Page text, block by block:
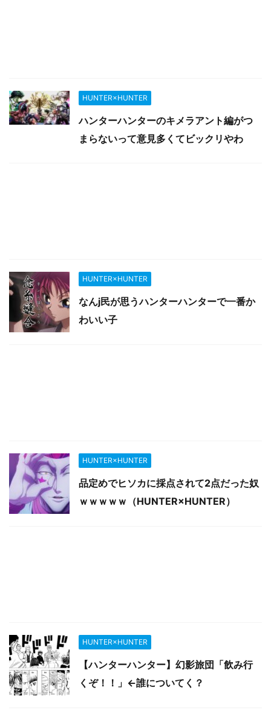
HUNTER×HUNTER
ハンターハンターのキメラアント編がつ
まらないって意見多くてビックリやわ
HUNTER×HUNTER
なんj民が思うハンターハンターで一番か
わいい子
HUNTER×HUNTER
品定めでヒソカに採点されて2点だった奴
ｗｗｗｗｗ（HUNTER×HUNTER）
HUNTER×HUNTER
【ハンターハンター】幻影旅団「飲み行
くぞ！！」←誰についてく？